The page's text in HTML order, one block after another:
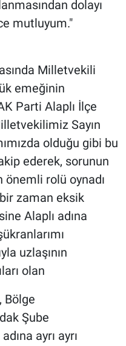
dolayı
mutluyum."
Milletvekili
emeğinin
Parti Alaplı İlçe
Sayın
olduğu gibi bu
ederek, sorunun
önemli rolü oynadı
zaman eksik
Alaplı adına
uzlaşının
olan
Bölge
Şube
ayrı ayrı